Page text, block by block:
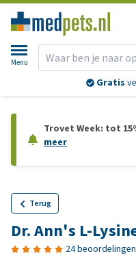
Menu
Gratis
Trovet Week: tot
meer
Terug
Dr. Ann's L-
24 beoordelingen